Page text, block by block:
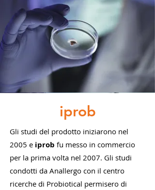
iprob
Gli studi del prodotto iniziarono nel
2005 e iprob fu messo in commercio
per la prima volta nel 2007. Gli studi
condotti da Anallergo con il centro
ricerche di Probiotical permisero di